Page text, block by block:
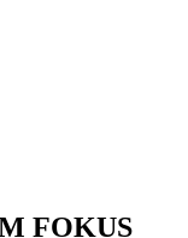
FOKUS